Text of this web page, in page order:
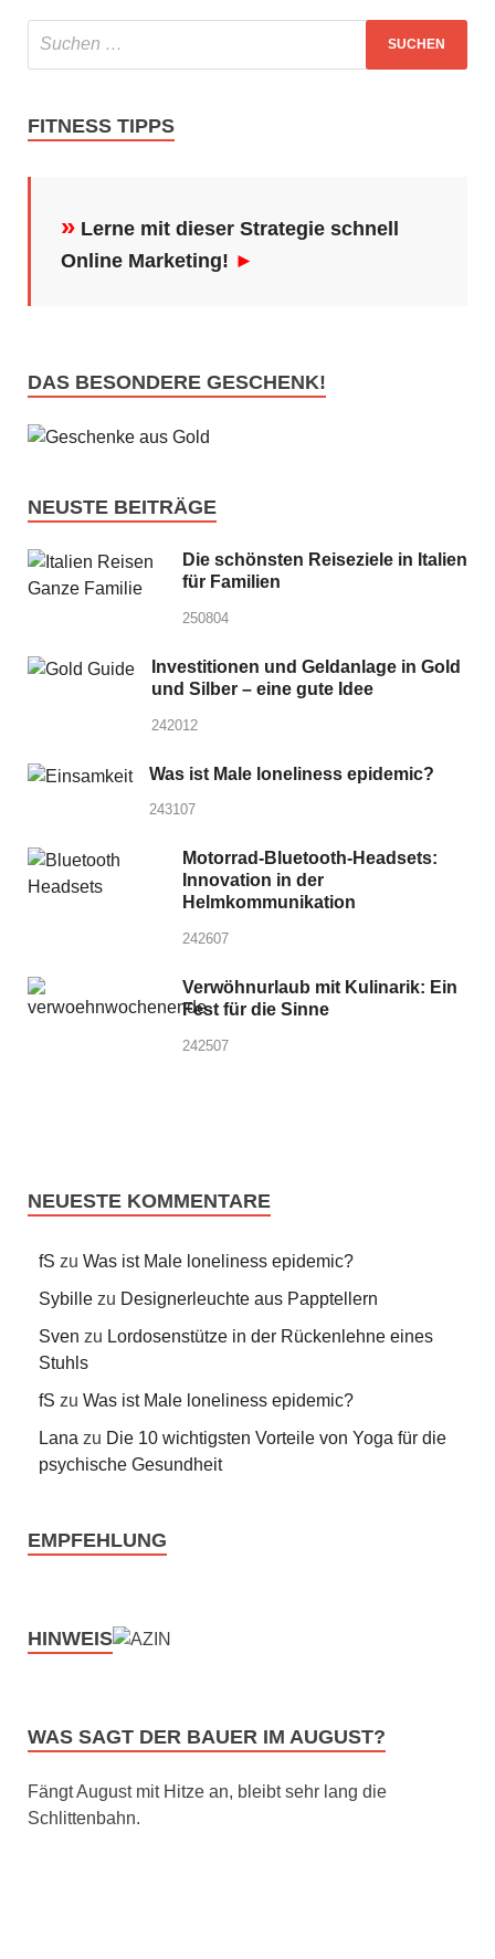
FITNESS TIPPS
» Lerne mit dieser Strategie schnell
Online Marketing! ►
DAS BESONDERE GESCHENK!
NEUSTE BEITRÄGE
Die schönsten Reiseziele in Italien
für Familien
250804
Investitionen und Geldanlage in Gold
und Silber – eine gute Idee
242012
Was ist Male loneliness epidemic?
243107
Motorrad-Bluetooth-Headsets:
Innovation in der
Helmkommunikation
242607
Verwöhnurlaub mit Kulinarik: Ein
Fest für die Sinne
242507
NEUESTE KOMMENTARE
fS zu Was ist Male loneliness epidemic?
Sybille zu Designerleuchte aus Papptellern
Sven zu Lordosenstütze in der Rückenlehne eines
Stuhls
fS zu Was ist Male loneliness epidemic?
Lana zu Die 10 wichtigsten Vorteile von Yoga für die
psychische Gesundheit
EMPFEHLUNG
HINWEIS
WAS SAGT DER BAUER IM AUGUST?
Fängt August mit Hitze an, bleibt sehr lang die
Schlittenbahn.